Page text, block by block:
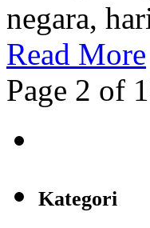
negara,
Read More
Page 2 of
Kategori